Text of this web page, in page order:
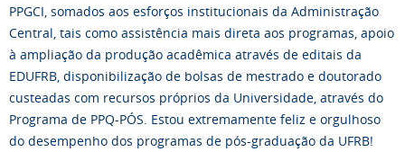
PPGCI, somados aos esforços institucionais da Administração
Central, tais como assistência mais direta aos programas, apoio
à ampliação da produção acadêmica através de editais da
EDUFRB, disponibilização de bolsas de mestrado e doutorado
custeadas com recursos próprios da Universidade, através do
Programa de PPQ-PÓS. Estou extremamente feliz e orgulhoso
do desempenho dos programas de pós-graduação da UFRB!